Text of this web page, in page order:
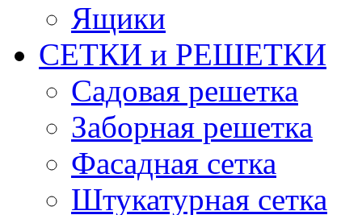
Ящики
СЕТКИ и РЕШЕТКИ
Садовая решетка
Заборная решетка
Фасадная сетка
Штукатурная сетка